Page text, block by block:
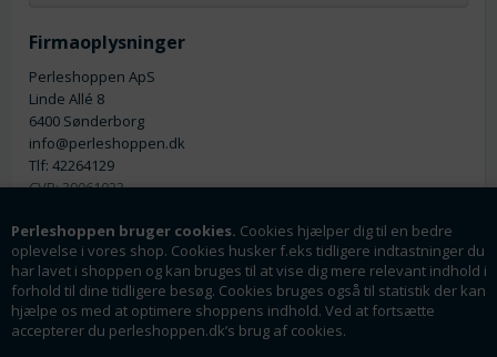
Perleshoppen bruger cookies. Cookies hjælper dig til en bedre
oplevelse i vores shop. Cookies husker f.eks tidligere indtastninger du
har lavet i shoppen og kan bruges til at vise dig mere relevant indhold i
forhold til dine tidligere besøg. Cookies bruges også til statistik der kan
hjælpe os med at optimere shoppens indhold. Ved at fortsætte
accepterer du perleshoppen.dk’s brug af cookies.
Firmaoplysninger
Perleshoppen ApS
Linde Allé 8
6400 Sønderborg
info@perleshoppen.dk
Tlf: 42264129
CVR: 39061023
Nyhedsmail